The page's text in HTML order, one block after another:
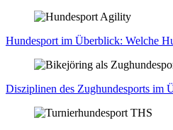
Hun­de­sport im Über­blick: Wel­che
Dis­zi­pli­nen des Zug­hun­de­sports im